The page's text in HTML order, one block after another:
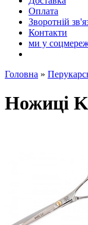
Оплата
Зворотній
Контакти
ми у
Головна »
Ножиці